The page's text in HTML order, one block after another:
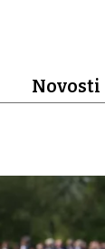
Novosti